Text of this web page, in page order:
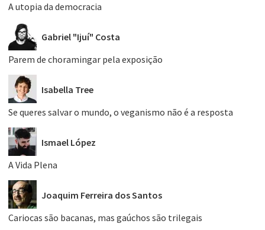
A utopia da democracia
Gabriel "Ijuí" Costa
Parem de choramingar pela exposição
Isabella Tree
Se queres salvar o mundo, o veganismo não é a resposta
Ismael López
A Vida Plena
Joaquim Ferreira dos Santos
Cariocas são bacanas, mas gaúchos são trilegais